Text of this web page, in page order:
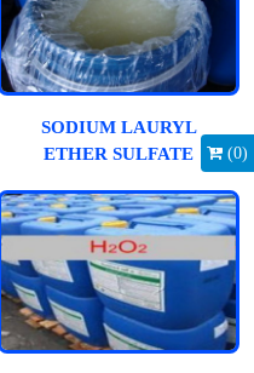
(0)
SODIUM LAURYL
ETHER SULFATE